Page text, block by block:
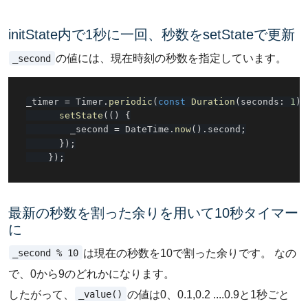
initState内で1秒に一回、秒数をsetStateで更新
_second の値には、現在時刻の秒数を指定しています。
_timer = Timer . periodic ( const Duration ( seconds : 1 )
setState ( ( )
{
        _second
= DateTime . now( ) . second ;
} ) ;
} ) ;
最新の秒数を割った余りを用いて10秒タイマー
に
_second % 10 は現在の秒数を10で割った余りです。 なの
で、0から9のどれかになります。
したがって、
_value() の値は0、0.1,0.2 ....0.9と1秒ごと